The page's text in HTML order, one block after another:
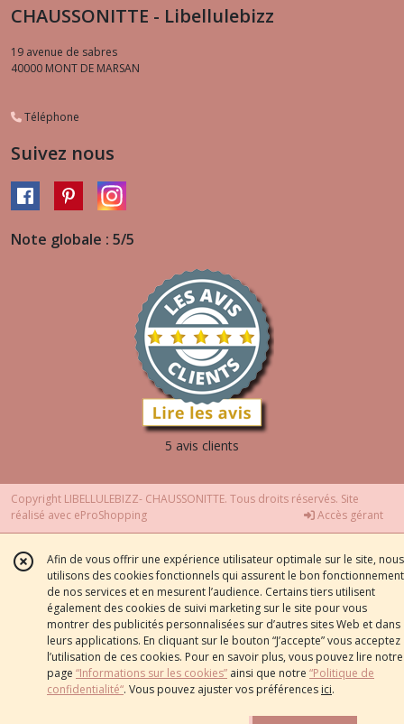
CHAUSSONITTE - Libellulebizz
19 avenue de sabres
40000 MONT DE MARSAN
Téléphone
Suivez nous
Note globale : 5/5
5 avis clients
Copyright LIBELLULEBIZZ- CHAUSSONITTE. Tous droits réservés. Site
réalisé avec eProShopping Accès gérant
Afin de vous offrir une expérience utilisateur optimale sur le site, nous
utilisons des cookies fonctionnels qui assurent le bon fonctionnement
de nos services et en mesurent l’audience. Certains tiers utilisent
également des cookies de suivi marketing sur le site pour vous
montrer des publicités personnalisées sur d’autres sites Web et dans
leurs applications. En cliquant sur le bouton “J’accepte” vous acceptez
l’utilisation de ces cookies. Pour en savoir plus, vous pouvez lire notre
page “Informations sur les cookies” ainsi que notre “Politique de
confidentialité“. Vous pouvez ajuster vos préférences ici.